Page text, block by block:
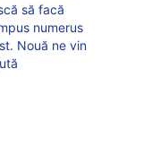
să facă
numerus
Nouă ne vin